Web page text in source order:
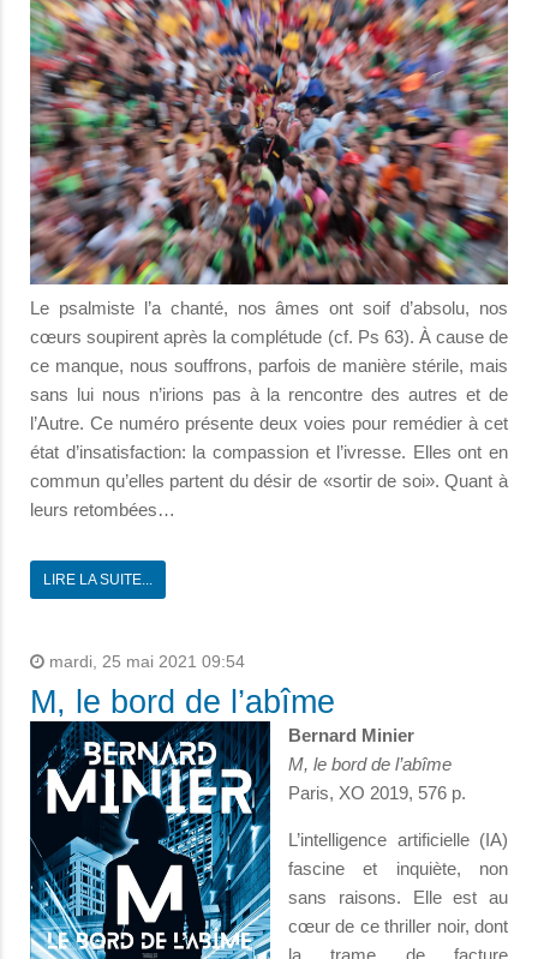
Le psalmiste l’a chanté, nos âmes ont soif d’absolu, nos
cœurs soupirent après la complétude (cf. Ps 63). À cause de
ce manque, nous souffrons, parfois de manière stérile, mais
sans lui nous n’irions pas à la rencontre des autres et de
l’Autre. Ce numéro présente deux voies pour remédier à cet
état d’insatisfaction: la compassion et l’ivresse. Elles ont en
commun qu’elles partent du désir de «sortir de soi». Quant à
leurs retombées…
LIRE LA SUITE...
mardi, 25 mai 2021 09:54
M, le bord de l’abîme
Bernard Minier
M, le bord de l’abîme
Paris, XO 2019, 576 p.
L’intelligence artificielle (IA)
fascine et inquiète, non
sans raisons. Elle est au
cœur de ce thriller noir, dont
la trame de facture